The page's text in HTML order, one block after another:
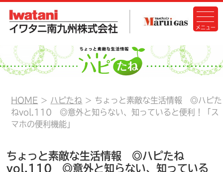
HOME ハピたね
ちょっと素敵な生活情報 ◎ハピた
ねvol.110 ◎意外と知らない、知っていると便利！「ス
マホの便利機能」
ちょっと素敵な生活情報 ◎ハピたね
vol.110 ◎意外と知らない、知っている